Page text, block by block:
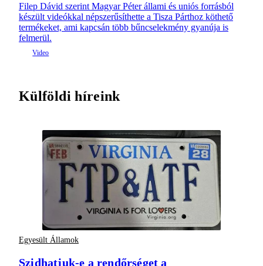
Filep Dávid szerint Magyar Péter állami és uniós forrásból
készült videókkal népszerűsíthette a Tisza Párthoz köthető
termékeket, ami kapcsán több bűncselekmény gyanúja is
felmerül.
Külföldi híreink
Egyesült Államok
Szidhatjuk-e a rendőrséget a